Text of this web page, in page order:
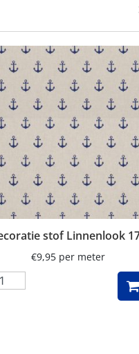
stof Linnenlook
€9,95 per meter